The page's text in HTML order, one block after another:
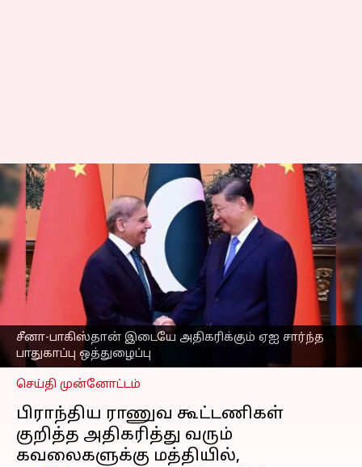
சீனா-பாகிஸ்தான் இடையே அதிகரிக்கும் ஏஐ சார்ந்த
பாதுகாப்பு ஒத்துழைப்பு
சீனா-பாகிஸ்தான்
இடையே அதிகரிக்கும் ஏஐ
சார்ந்த பாதுகாப்பு
ஒத்துழைப்பு;
இந்தியாவிற்கு
அச்சுறுத்தல்?
எழுதியவர் Sekar Chinnappan Aug 07, 2025 01:35 pm
செய்தி முன்னோட்டம்
பிராந்திய ராணுவ கூட்டணிகள்
குறித்த அதிகரித்து வரும்
கவலைகளுக்கு மத்தியில்,